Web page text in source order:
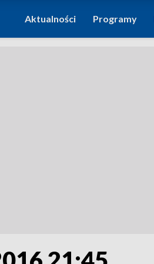
Aktualności Programy